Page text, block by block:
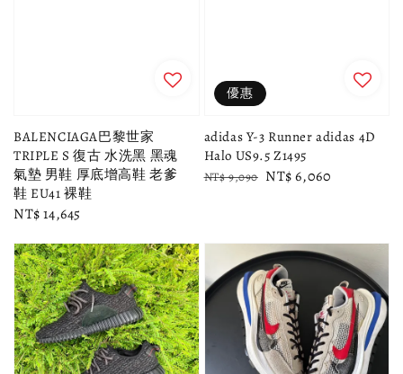
BALENCIAGA巴黎世家
TRIPLE S 復古 水洗黑 黑魂
氣墊 男鞋 厚底增高鞋 老爹
鞋 EU41 裸鞋
Regular
NT$ 14,645
優惠
adidas Y-3 Runner adidas 4D
Halo US9.5 Z1495
Regular
NT$ 9,090 Sale
NT$ 6,060